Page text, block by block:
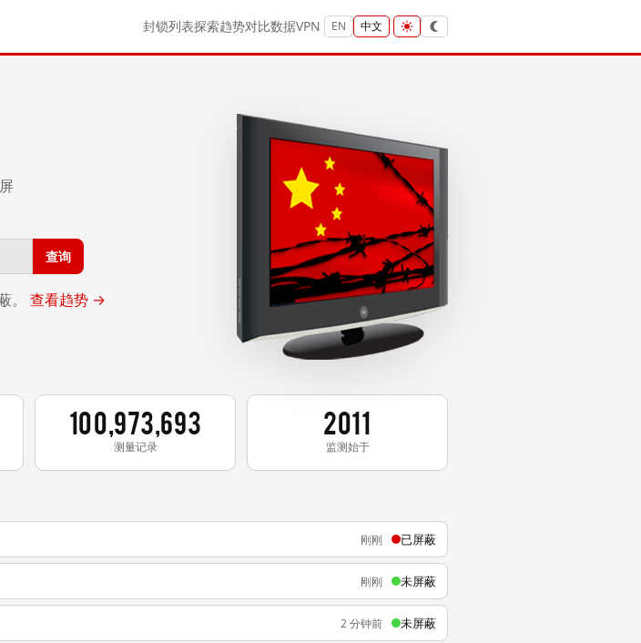
封锁列表探索趋势对比数据VPN EN 中文
查询
。 查看趋势 →
100,973,693
测量记录
2011
监测始于
刚刚 已屏蔽
刚刚 未屏蔽
2 分钟前 未屏蔽